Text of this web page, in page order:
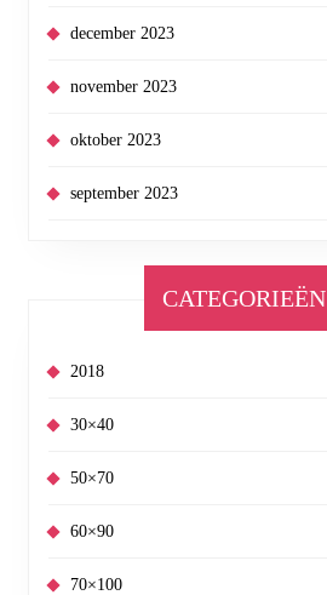
december 2023
november 2023
oktober 2023
september 2023
CATEGORIEËN
2018
30×40
50×70
60×90
70×100